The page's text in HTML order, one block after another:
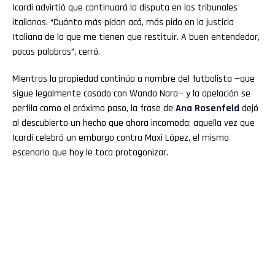
Icardi advirtió que continuará la disputa en los tribunales
italianos. “Cuánto más pidan acá, más pido en la justicia
Italiana de lo que me tienen que restituir. A buen entendedor,
pocas palabras”, cerró.
Mientras la propiedad continúa a nombre del futbolista —que
sigue legalmente casado con Wanda Nara— y la apelación se
perfila como el próximo paso, la frase de Ana Rosenfeld dejó
al descubierto un hecho que ahora incomoda: aquella vez que
Icardi celebró un embargo contra Maxi López, el mismo
escenario que hoy le toca protagonizar.